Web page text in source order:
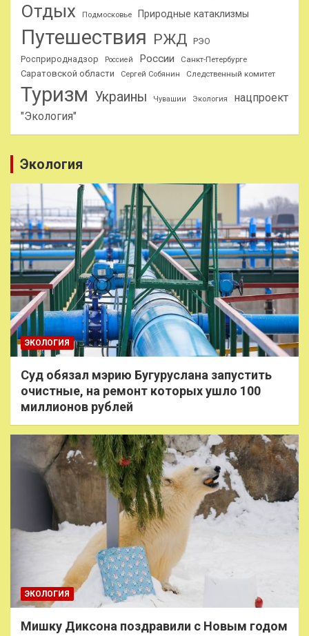
Отдых Подмосковье Природные катаклизмы
Путешествия РЖД РЭО
Росприроднадзор
Россией России Санкт-Петербурге
Саратовской области Сергей Собянин Следственный комитет
Туризм Украины Чувашии Экология
нацпроект
"Экология"
Экология
ЭКОЛОГИЯ
Суд обязал мэрию Бугуруслана запустить
очистные, на ремонт которых ушло 100
миллионов рублей
ЭКОЛОГИЯ
Мишку Диксона поздравили с Новым годом